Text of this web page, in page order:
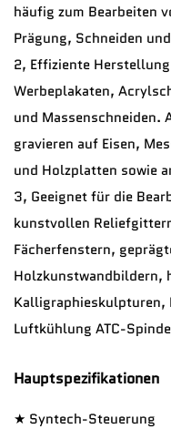
häufig zum Bearbeiten
Prägung, Schneiden
2, Effiziente
Werbeplakaten,
und Massenschneiden.
gravieren auf Eisen,
und Holzplatten sowie
3, Geeignet für die
kunstvollen
Fächerfenstern,
Holzkunstwandbildern,
Luftkühlung ATC-
Hauptspezifikationen
★ Syntech-Steuerung